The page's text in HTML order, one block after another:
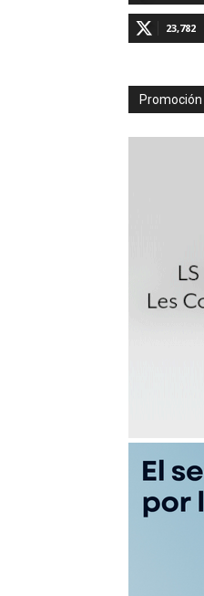
23,782
Promoción